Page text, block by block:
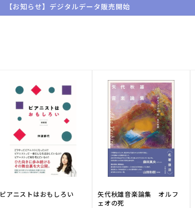
【お知らせ】デジタルデータ販売開始
ピアニストはおもしろい
矢代秋雄音楽論集 オルフ
ェオの死